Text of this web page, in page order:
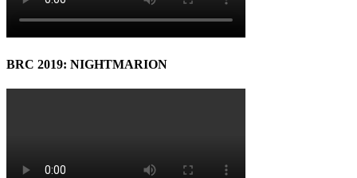
BRC 2019: NIGHTMARION